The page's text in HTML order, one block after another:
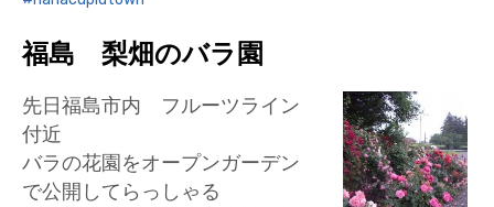
福島 梨畑のバラ園
先日福島市内 フルーツライン
付近
バラの花園をオープンガーデン
で公開してらっしゃる